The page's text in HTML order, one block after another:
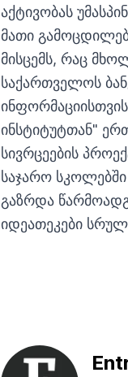
აქტივობას
მათი
მისცემს, რაც
საქართველოს
ინსტიტუტთან"
სივრცეების
საჯარო
გაზრდა
იდეათეკები